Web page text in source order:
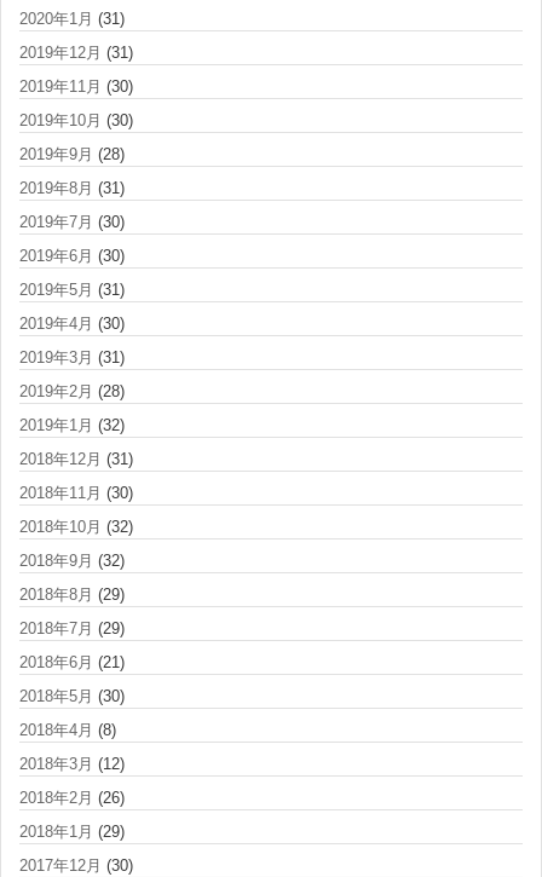
2020年1月 (31)
2019年12月 (31)
2019年11月 (30)
2019年10月 (30)
2019年9月 (28)
2019年8月 (31)
2019年7月 (30)
2019年6月 (30)
2019年5月 (31)
2019年4月 (30)
2019年3月 (31)
2019年2月 (28)
2019年1月 (32)
2018年12月 (31)
2018年11月 (30)
2018年10月 (32)
2018年9月 (32)
2018年8月 (29)
2018年7月 (29)
2018年6月 (21)
2018年5月 (30)
2018年4月 (8)
2018年3月 (12)
2018年2月 (26)
2018年1月 (29)
2017年12月 (30)